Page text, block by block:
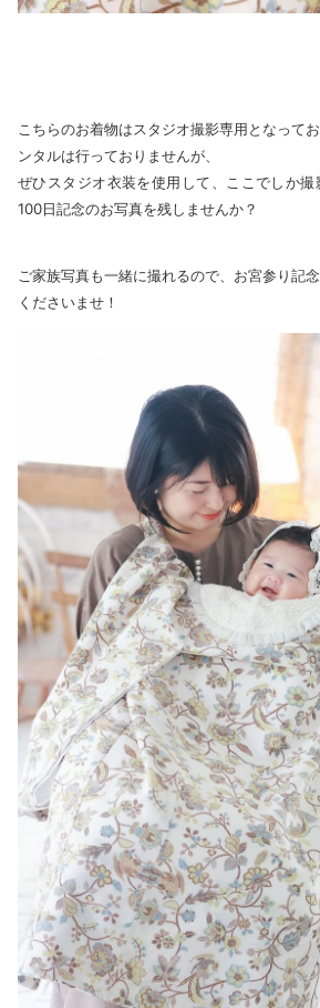
こちらのお着物はスタジオ撮影専用となって
ンタルは行っておりませんが、
ぜひスタジオ衣装を使用して、ここでしか
100日記念のお写真を残しませんか？
ご家族写真も一緒に撮れるので、お宮参り記
くださいませ！